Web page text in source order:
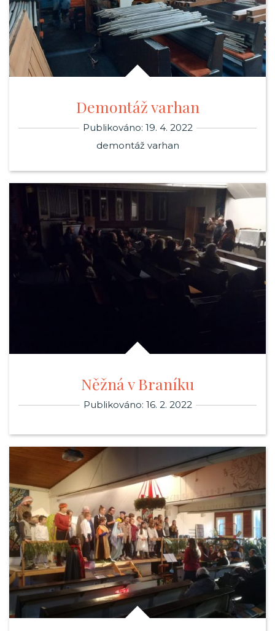
Demontáž varhan
Publikováno: 19. 4. 2022
demontáž varhan
Něžná v Braníku
Publikováno: 16. 2. 2022